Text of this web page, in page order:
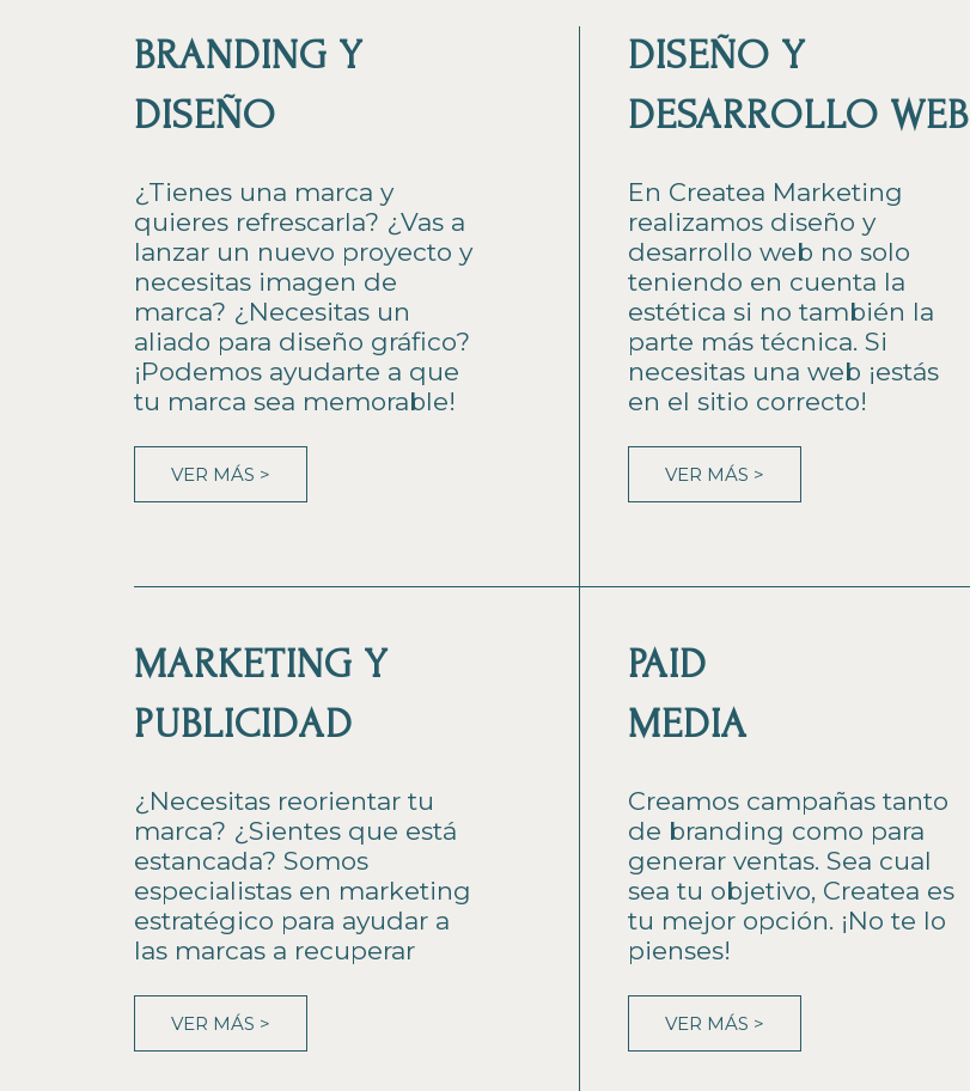
BRANDING Y
DISEÑO
¿Tienes una marca y
quieres refrescarla? ¿Vas a
lanzar un nuevo proyecto y
necesitas imagen de
marca? ¿Necesitas un
aliado para diseño gráfico?
¡Podemos ayudarte a que
tu marca sea memorable!
VER MÁS >
DISEÑO Y
DESARROLLO WEB
En Createa Marketing
realizamos diseño y
desarrollo web no solo
teniendo en cuenta la
estética si no también la
parte más técnica. Si
necesitas una web ¡estás
en el sitio correcto!
VER MÁS >
MARKETING Y
PUBLICIDAD
¿Necesitas reorientar tu
marca? ¿Sientes que está
estancada? Somos
especialistas en marketing
estratégico para ayudar a
las marcas a recuperar
VER MÁS >
PAID
MEDIA
Creamos campañas tanto
de branding como para
generar ventas. Sea cual
sea tu objetivo, Createa es
tu mejor opción. ¡No te lo
pienses!
VER MÁS >